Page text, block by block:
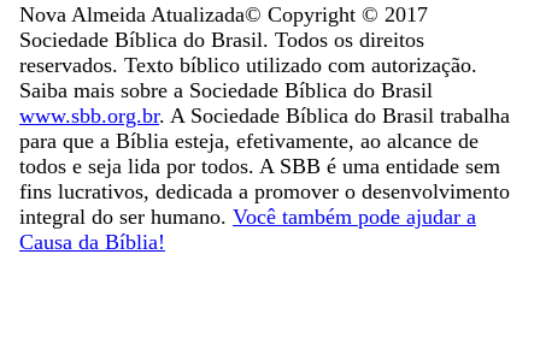
Nova Almeida Atualizada© Copyright © 2017
Sociedade Bíblica do Brasil. Todos os direitos
reservados. Texto bíblico utilizado com autorização.
Saiba mais sobre a Sociedade Bíblica do Brasil
www.sbb.org.br. A Sociedade Bíblica do Brasil trabalha
para que a Bíblia esteja, efetivamente, ao alcance de
todos e seja lida por todos. A SBB é uma entidade sem
fins lucrativos, dedicada a promover o desenvolvimento
integral do ser humano. Você também pode ajudar a
Causa da Bíblia!